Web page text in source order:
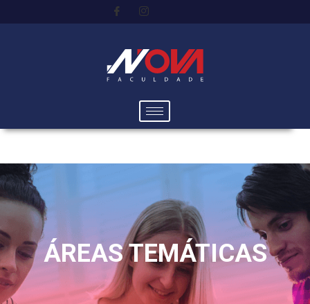
ÁREAS TEMÁTICAS